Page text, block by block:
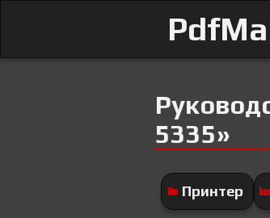
5335»
Принтер